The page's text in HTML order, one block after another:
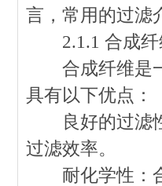
言，常用的过滤
2.1.1 合成纤
合成纤维是一
具有以下优点：
良好的过滤性
过滤效率。
耐化学性：合